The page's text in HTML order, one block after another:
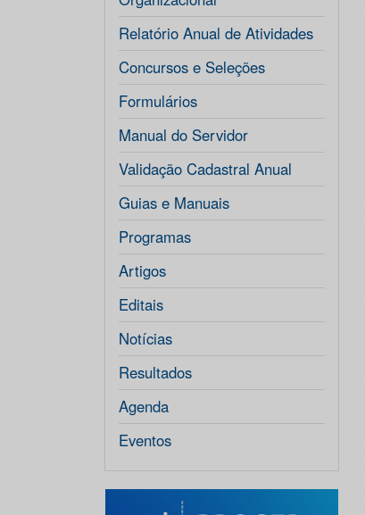
Relatório Anual de Atividades
Concursos e Seleções
Formulários
Manual do Servidor
Validação Cadastral Anual
Guias e Manuais
Programas
Artigos
Editais
Notícias
Resultados
Agenda
Eventos